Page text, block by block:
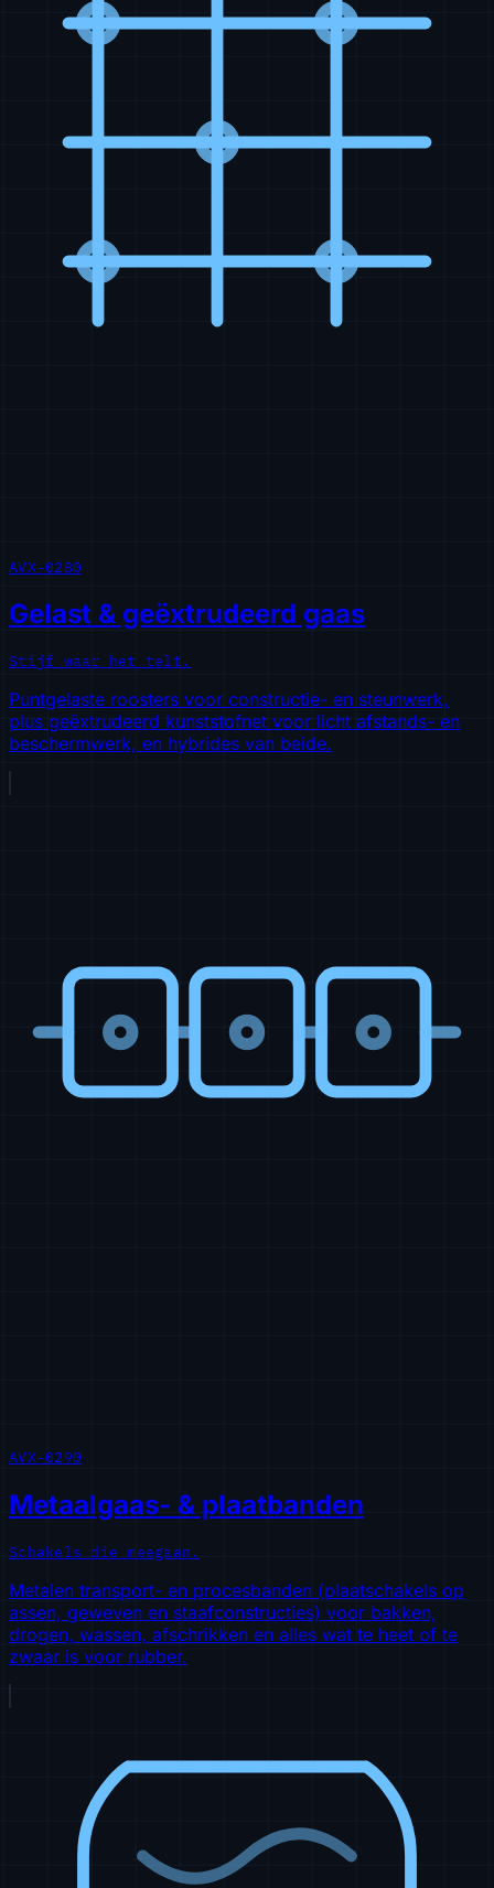
AVX-0280
Gelast & geëxtrudeerd gaas
Stijf waar het telt.
Puntgelaste roosters voor constructie- en steunwerk,
plus geëxtrudeerd kunststofnet voor licht afstands- en
beschermwerk, en hybrides van beide.
AVX-0290
Metaalgaas- & plaatbanden
Schakels die meegaan.
Metalen transport- en procesbanden (plaatschakels op
assen, geweven en staafconstructies) voor bakken,
drogen, wassen, afschrikken en alles wat te heet of te
zwaar is voor rubber.